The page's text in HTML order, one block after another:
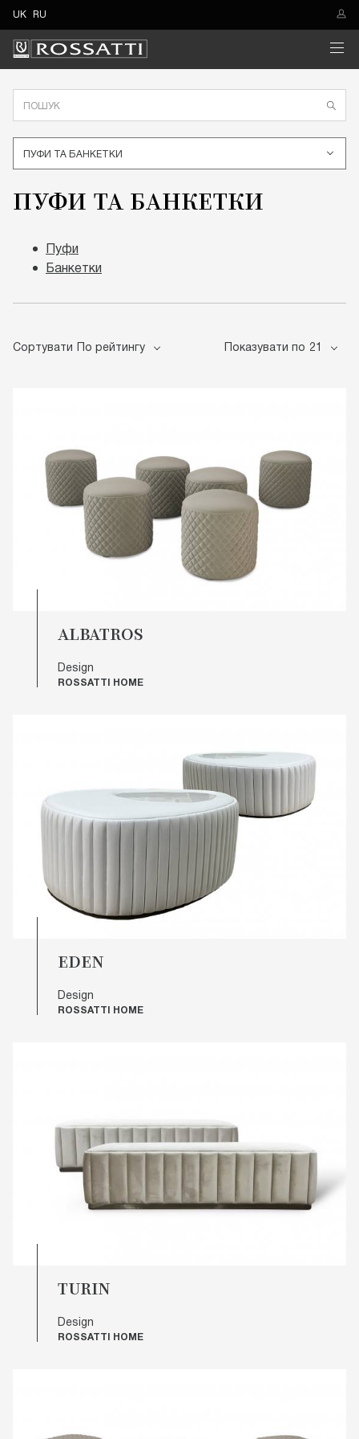
UK RU
ПУФИ ТА БАНКЕТКИ
ПУФИ ТА БАНКЕТКИ
Пуфи
Банкетки
Сортувати По рейтингу Показувати по 21
ALBATROS
Design
ROSSATTI HOME
EDEN
Design
ROSSATTI HOME
TURIN
Design
ROSSATTI HOME